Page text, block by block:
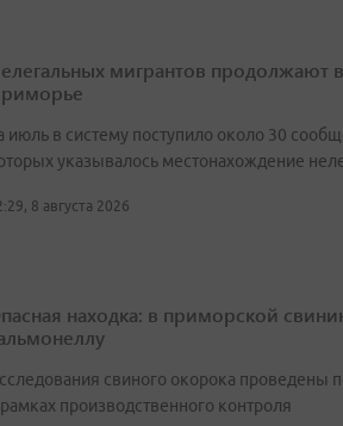
мигрантов продолжают
июль в систему поступило около 30
указывалось местонахождение
8 августа 2026
находка: в приморской
свиного окорока проведены
производственного контроля